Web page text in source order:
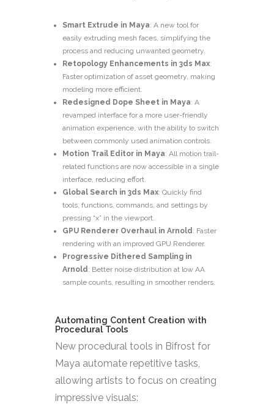
Smart Extrude in Maya: A new tool for
easily extruding mesh faces, simplifying the
process and reducing unwanted geometry.
Retopology Enhancements in 3ds Max:
Faster optimization of asset geometry, making
modeling more efficient.
Redesigned Dope Sheet in Maya: A
revamped interface for a more user-friendly
animation experience, with the ability to switch
between commonly used animation controls.
Motion Trail Editor in Maya: All motion trail-
related functions are now accessible in a single
interface, reducing effort.
Global Search in 3ds Max: Quickly find
tools, functions, commands, and settings by
pressing “x” in the viewport.
GPU Renderer Overhaul in Arnold: Faster
rendering with an improved GPU Renderer.
Progressive Dithered Sampling in
Arnold: Better noise distribution at low AA
sample counts, resulting in smoother renders.
Automating Content Creation with
Procedural Tools
New procedural tools in Bifrost for
Maya automate repetitive tasks,
allowing artists to focus on creating
impressive visuals: